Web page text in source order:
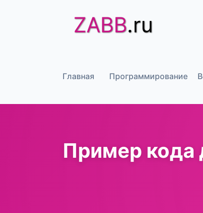
ZABB.ru
Главная Программирование
Пример кода